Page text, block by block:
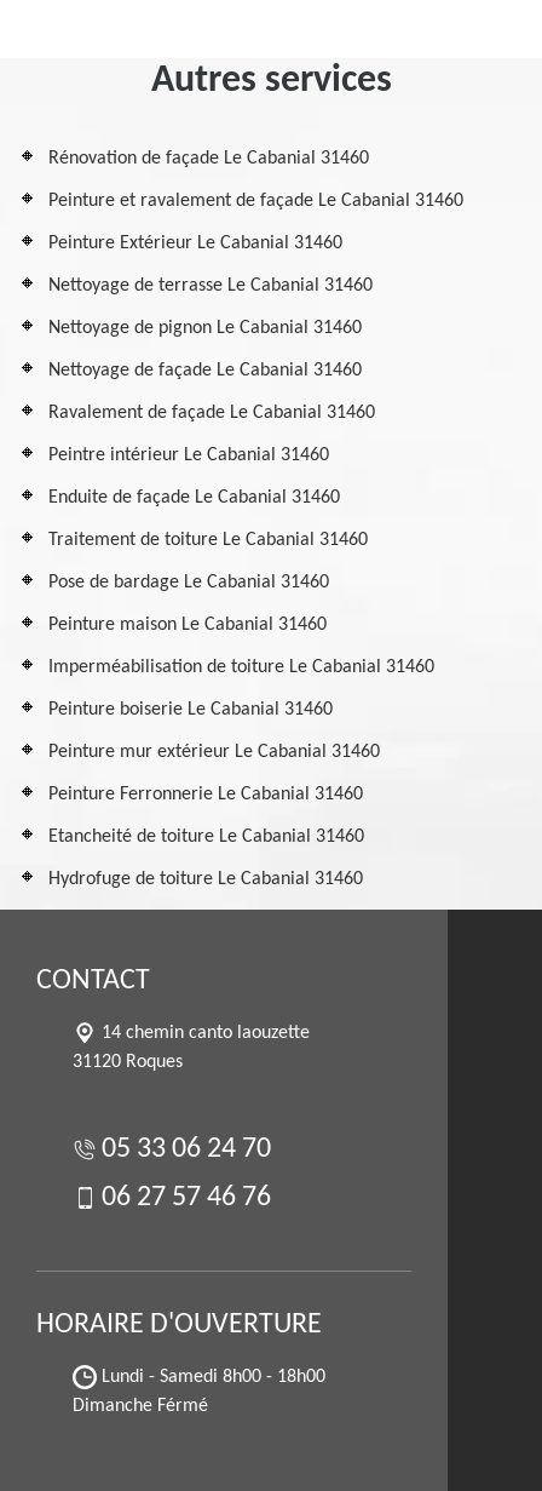
Autres services
Rénovation de façade Le Cabanial 31460
Peinture et ravalement de façade Le Cabanial 31460
Peinture Extérieur Le Cabanial 31460
Nettoyage de terrasse Le Cabanial 31460
Nettoyage de pignon Le Cabanial 31460
Nettoyage de façade Le Cabanial 31460
Ravalement de façade Le Cabanial 31460
Peintre intérieur Le Cabanial 31460
Enduite de façade Le Cabanial 31460
Traitement de toiture Le Cabanial 31460
Pose de bardage Le Cabanial 31460
Peinture maison Le Cabanial 31460
Imperméabilisation de toiture Le Cabanial 31460
Peinture boiserie Le Cabanial 31460
Peinture mur extérieur Le Cabanial 31460
Peinture Ferronnerie Le Cabanial 31460
Etancheité de toiture Le Cabanial 31460
Hydrofuge de toiture Le Cabanial 31460
CONTACT
14 chemin canto laouzette
31120 Roques
05 33 06 24 70
06 27 57 46 76
HORAIRE D'OUVERTURE
Lundi - Samedi 8h00 - 18h00
Dimanche Férmé